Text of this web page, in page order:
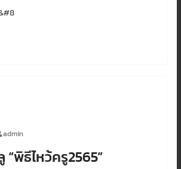
admin
พิธีไหว้ครู2565”